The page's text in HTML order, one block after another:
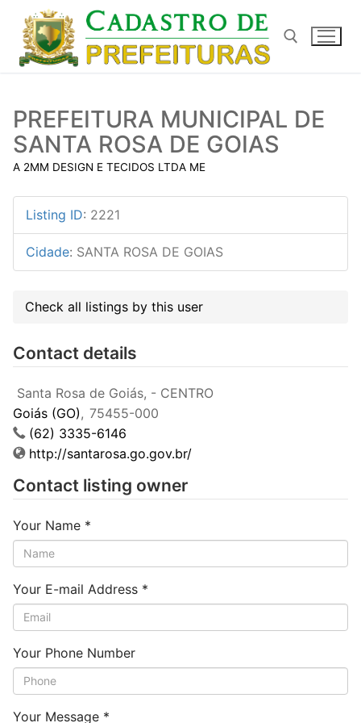
para
conteúdo
PREFEITURA MUNICIPAL DE
SANTA ROSA DE GOIAS
A 2MM DESIGN E TECIDOS LTDA ME
Listing ID: 2221
Cidade: SANTA ROSA DE GOIAS
Check all listings by this user
Contact details
Santa Rosa de Goiás, - CENTRO
Goiás (GO), 75455-000
(62) 3335-6146
http://santarosa.go.gov.br/
Contact listing owner
Your Name *
Your E-mail Address *
Your Phone Number
Your Message *